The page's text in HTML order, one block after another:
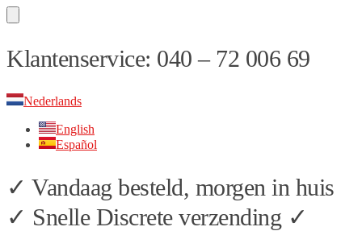
Skip
to
Skip
to
Klantenservice: 040 – 72 006 69
Nederlands
English
Español
✓ Vandaag besteld, morgen in huis
✓ Snelle Discrete verzending ✓